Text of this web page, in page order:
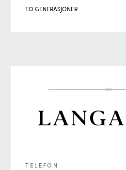
TO GENERASJONER
TELEFON